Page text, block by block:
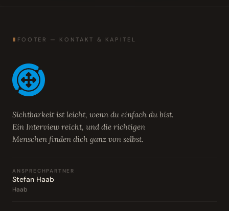
∎ FOOTER — KONTAKT & KAPITEL
Sichtbarkeit ist leicht, wenn du einfach du bist.
Ein Interview reicht, und die richtigen
Menschen finden dich ganz von selbst.
ANSPRECHPARTNER
Stefan Haab
Haab